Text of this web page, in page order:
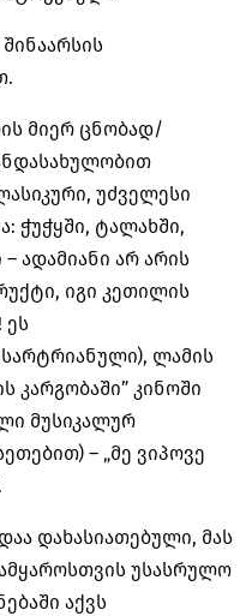
მიერ ცნობად/
უძველესი
ჭუჭყში, ტალახში,
ადამიანი არ არის
იგი კეთილის
ეს
ლამის
კარგობაში” კინოში
მუსიკალურ
– „მე ვიპოვე
დახასიათებული, მას
უსასრულო
აქვს